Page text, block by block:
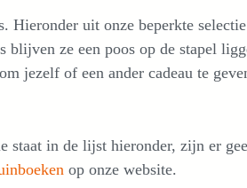
Hieronder uit onze beperkte
blijven ze een poos op de stapel
jezelf of een ander cadeau te
staat in de lijst hieronder, zijn er
op onze website.